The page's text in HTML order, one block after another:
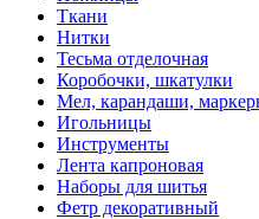
Ткани
Нитки
Тесьма отделочная
Коробочки, шкатулки
Мел, карандаши,
Игольницы
Инструменты
Лента капроновая
Наборы для шитья
Фетр декоративный